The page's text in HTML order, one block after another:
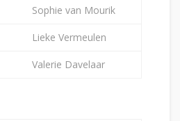
Sophie van Mourik
Lieke Vermeulen
Valerie Davelaar